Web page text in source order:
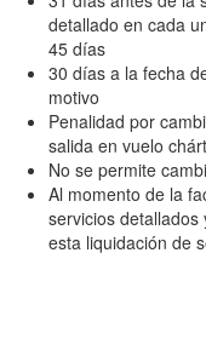
detallado en cada
45 días
30 días a la fecha
motivo
Penalidad por
salida en vuelo
No se permite
Al momento de la
servicios
esta liquidación de